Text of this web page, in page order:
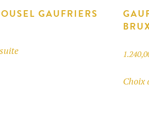
GAUFRIERS
Choix